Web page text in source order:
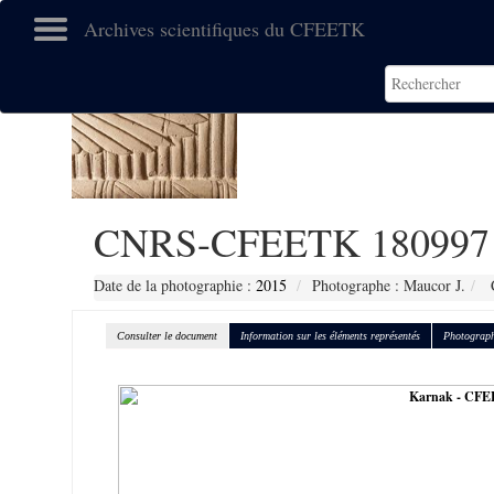
Archives scientifiques du CFEETK
CNRS-CFEETK 180997
Date de la photographie : 2015 Photographe : Maucor J.
Consulter le document Information sur les éléments représentés